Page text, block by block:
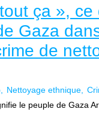
ça », ce
Gaza
de
Nettoyage ethnique
le peuple de Gaza